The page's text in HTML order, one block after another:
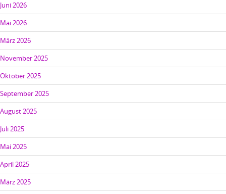
Juni 2026
Mai 2026
März 2026
November 2025
Oktober 2025
September 2025
August 2025
Juli 2025
Mai 2025
April 2025
März 2025